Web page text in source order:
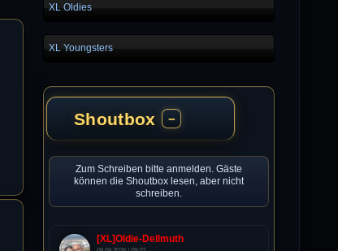
XL Oldies
XL Youngsters
Shoutbox −
Zum Schreiben bitte anmelden. Gäste
können die Shoutbox lesen, aber nicht
schreiben.
[XL]Oldie-Dellmuth